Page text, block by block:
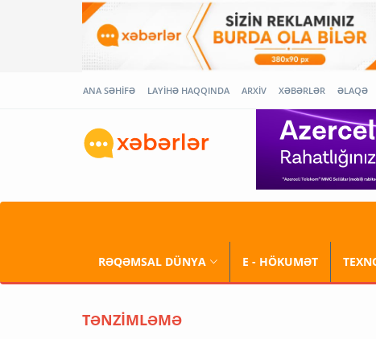
ANA SƏHİFƏ LAYİHƏ HAQQINDA ARXİV XƏBƏRLƏR ƏLAQƏ
RƏQƏMSAL DÜNYA E - HÖKUMƏT
TƏNZİMLƏMƏ